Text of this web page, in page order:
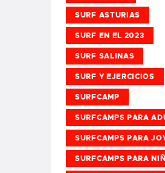
SURF ASTURIAS
SURF EN EL 2023
SURF SALINAS
SURF Y EJERCICIOS
SURFCAMP
SURFCAMPS PARA
SURFCAMPS PARA
SURFCAMPS PARA